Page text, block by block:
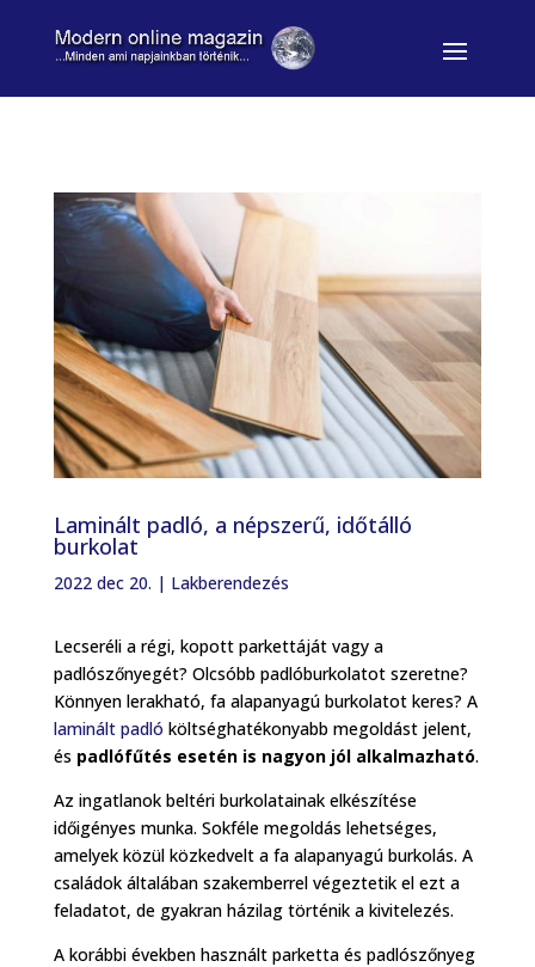
Laminált padló, a népszerű, időtálló
burkolat
2022 dec 20. | Lakberendezés
Lecseréli a régi, kopott parkettáját vagy a
padlószőnyegét? Olcsóbb padlóburkolatot szeretne?
Könnyen lerakható, fa alapanyagú burkolatot keres? A
laminált padló költséghatékonyabb megoldást jelent,
és padlófűtés esetén is nagyon jól alkalmazható.
Az ingatlanok beltéri burkolatainak elkészítése
időigényes munka. Sokféle megoldás lehetséges,
amelyek közül közkedvelt a fa alapanyagú burkolás. A
családok általában szakemberrel végeztetik el ezt a
feladatot, de gyakran házilag történik a kivitelezés.
A korábbi években használt parketta és padlószőnyeg